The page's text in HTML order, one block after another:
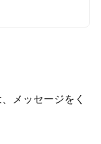
メッセージをく